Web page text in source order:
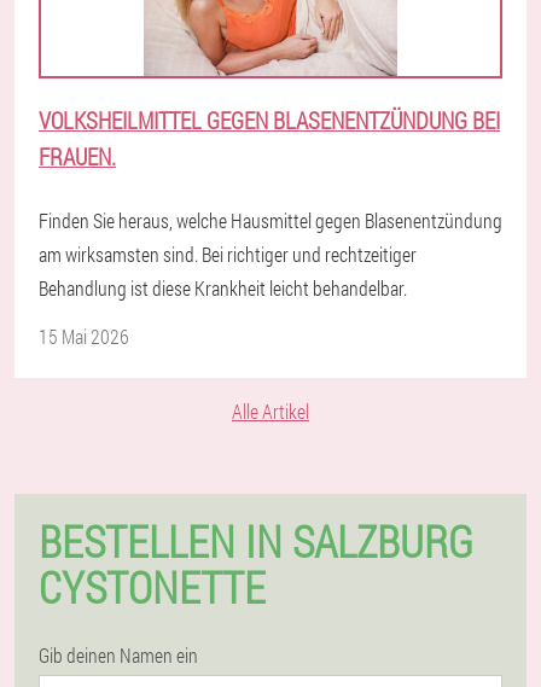
VOLKSHEILMITTEL GEGEN BLASENENTZÜNDUNG BEI
FRAUEN.
Finden Sie heraus, welche Hausmittel gegen Blasenentzündung
am wirksamsten sind. Bei richtiger und rechtzeitiger
Behandlung ist diese Krankheit leicht behandelbar.
15 Mai 2026
Alle Artikel
BESTELLEN IN SALZBURG
CYSTONETTE
Gib deinen Namen ein